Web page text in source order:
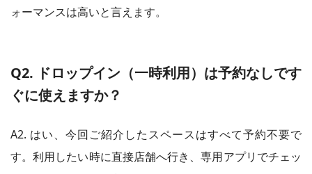
ォーマンスは高いと言えます。
Q2. ドロップイン（一時利用）は予約なしです
ぐに使えますか？
A2. はい、今回ご紹介したスペースはすべて予約不要で
す。利用したい時に直接店舗へ行き、専用アプリでチェッ